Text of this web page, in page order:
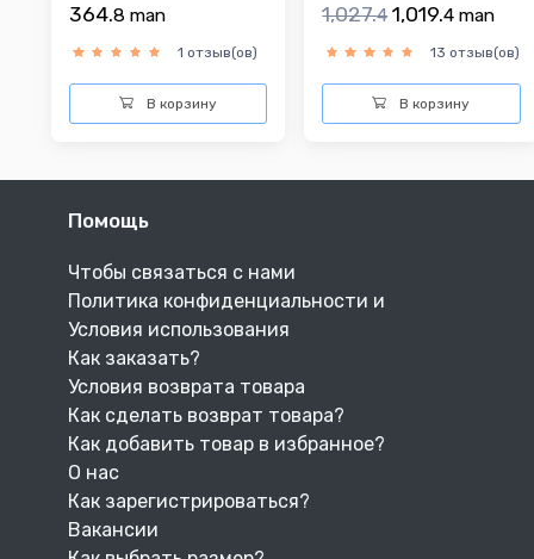
364.8 man
1 отзыв(ов)
В корзину
1,027.4 1,019.4 man
13 отзыв(ов)
В корзину
Помощь
Чтобы связаться с нами
Политика конфиденциальности и
Условия использования
Как заказать?
Условия возврата товара
Как сделать возврат товара?
Как добавить товар в избранное?
О нас
Как зарегистрироваться?
Вакансии